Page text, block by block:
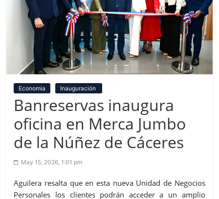
Economia Inauguración
Banreservas inaugura
oficina en Merca Jumbo
de la Núñez de Cáceres
May 15, 2026, 1:01 pm
Aguilera resalta que en esta nueva Unidad de Negocios
Personales los clientes podrán acceder a un amplio